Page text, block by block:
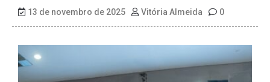
13 de novembro de 2025 Vitória Almeida 0